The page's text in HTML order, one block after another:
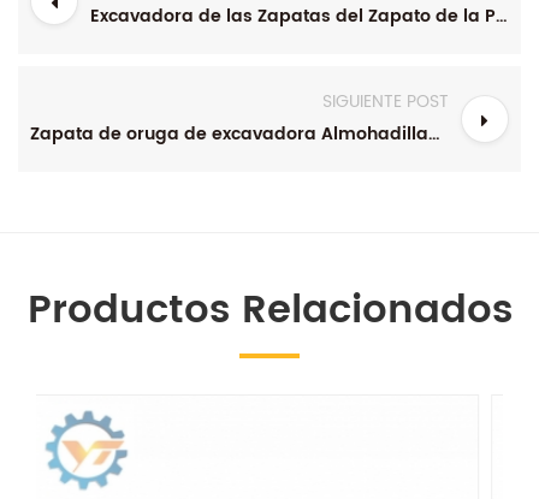
Excavadora de las Zapatas del Zapato de la Pista Para ITR, BERCO, SANYI Recomendación
SIGUIENTE POST
Zapata de oruga de excavadora Almohadillas de oruga de acero aleado
Productos Relacionados